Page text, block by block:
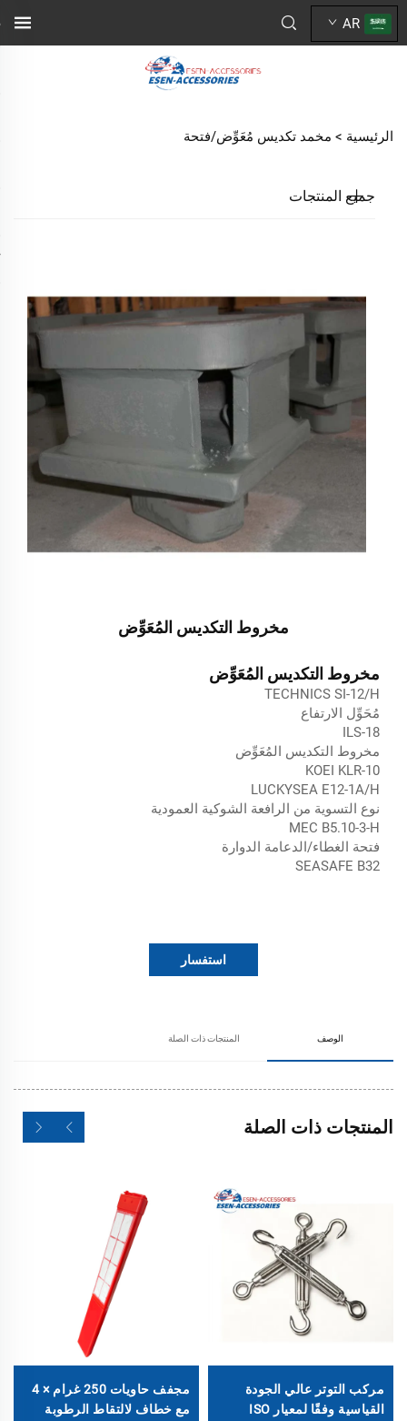
AR
الرئيسية > مخمد تكديس مُعَوِّض/فتحة
جميع المنتجات
مخروط التكديس المُعَوِّض
مخروط التكديس المُعَوِّض
TECHNICS SI-12/H
مُحَوِّل الارتفاع
ILS-18
مخروط التكديس المُعَوِّض
KOEI KLR-10
LUCKYSEA E12-1A/H
نوع التسوية من الرافعة الشوكية العمودية
MEC B5.10-3-H
فتحة الغطاء/الدعامة الدوارة
SEASAFE B32
استفسار
الوصف المنتجات ذات الصلة
المنتجات ذات الصلة
مركب التوتر عالي الجودة
القياسية وفقًا لمعيار ISO
مجفف حاويات 250 غرام × 4
مع خطاف لالتقاط الرطوبة